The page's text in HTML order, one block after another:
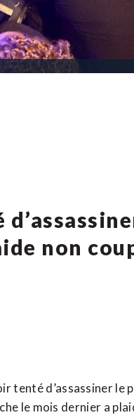
non
tenté d’assassiner le
le mois dernier a